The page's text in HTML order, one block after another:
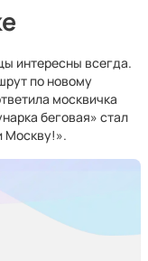
интересны всегда.
по новому
москвичка
беговая» стал
Москву!».